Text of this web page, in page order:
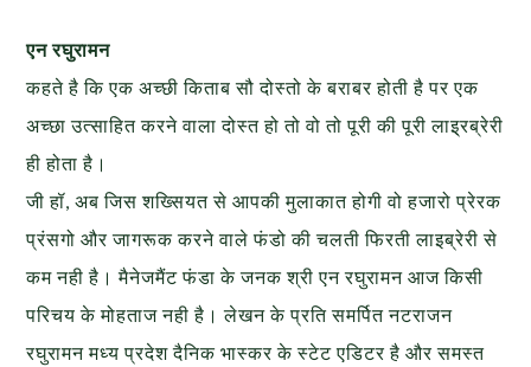
एन रघुरामन
कहते है कि एक अच्छी किताब सौ दोस्तो के बराबर होती है पर एक
अच्छा उत्साहित करने वाला दोस्त हो तो वो तो पूरी की पूरी लाइ्रब्रेरी
ही होता है।
जी हॉ, अब जिस शख्सियत से आपकी मुलाकात होगी वो हजारो प्रेरक
प्रंसगो और जागरूक करने वाले फंडो की चलती फिरती लाइब्रेरी से
कम नही है। मैनेजमैंट फंडा के जनक श्री एन रघुरामन आज किसी
परिचय के मोहताज नही है। लेखन के प्रति समर्पित नटराजन
रघुरामन मध्य प्रदेश दैनिक भास्कर के स्टेट एडिटर है और समस्त